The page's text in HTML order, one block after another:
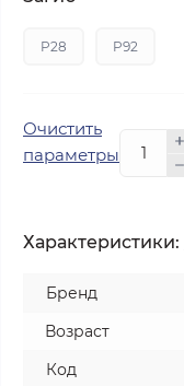
P28 P92
Очистить
параметры
Характеристики:
Бренд
Возраст
Код